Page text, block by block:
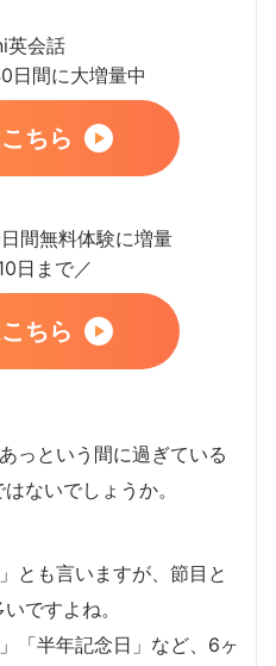
英会話
日間に大増量中
ちら
間無料体験に増量
日まで／
ちら
っという間に過ぎている
ないでしょうか。
とも言いますが、節目と
ですよね。
「半年記念日」など、6ヶ